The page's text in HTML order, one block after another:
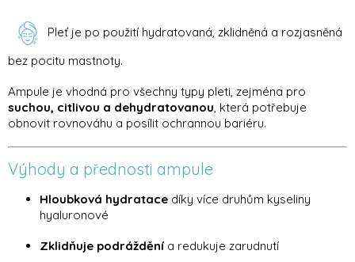
Pleť je po použití hydratovaná, zklidněná a rozjasněná
bez pocitu mastnoty.
Ampule je vhodná pro všechny typy pleti, zejména pro
suchou, citlivou a dehydratovanou , která potřebuje
obnovit rovnováhu a posílit ochrannou bariéru.
Výhody a přednosti ampule
Hloubková hydratace díky více druhům kyseliny
hyaluronové
Zklidňuje podráždění a redukuje zarudnutí